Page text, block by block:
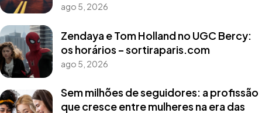
ago 5, 2026
Zendaya e Tom Holland no UGC Bercy:
os horários – sortiraparis.com
ago 5, 2026
Sem milhões de seguidores: a profissão
que cresce entre mulheres na era das